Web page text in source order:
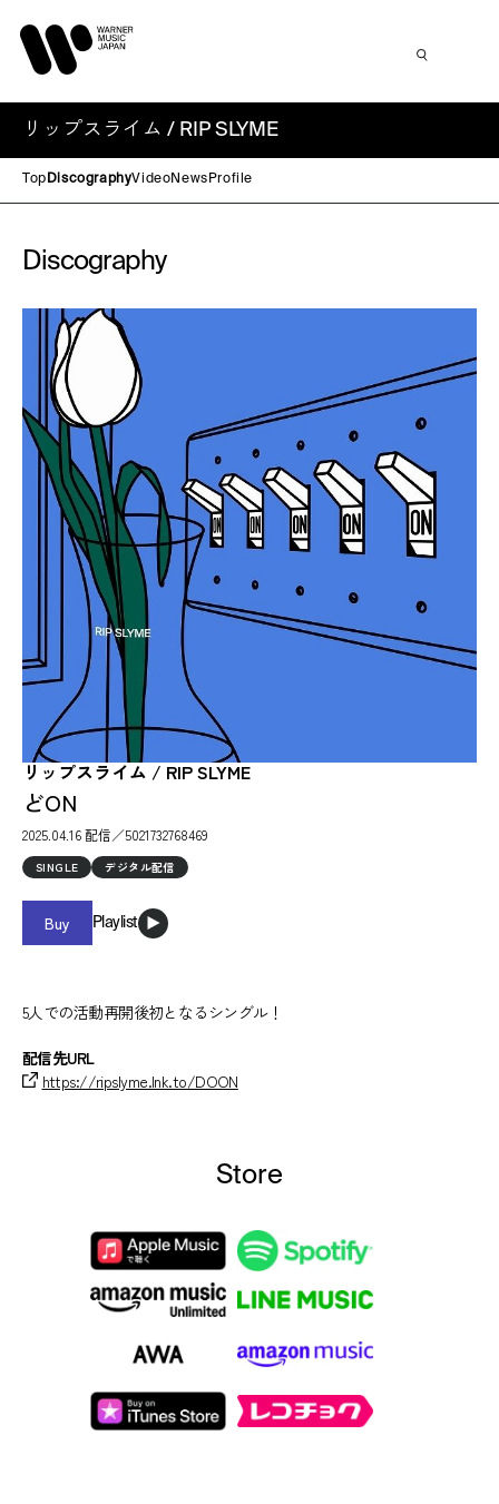
リップスライム / RIP SLYME
Top DiscographyVideoNews Profile
Discography
リップスライム / RIP SLYME
どON
2025.04.16 配信／5021732768469
SINGLE デジタル配信
Buy Playlist
5人での活動再開後初となるシングル！
配信先URL
https://ripslyme.lnk.to/DOON
Store